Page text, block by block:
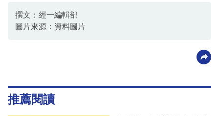
撰文：經一編輯部
圖片來源：資料圖片
推薦閱讀